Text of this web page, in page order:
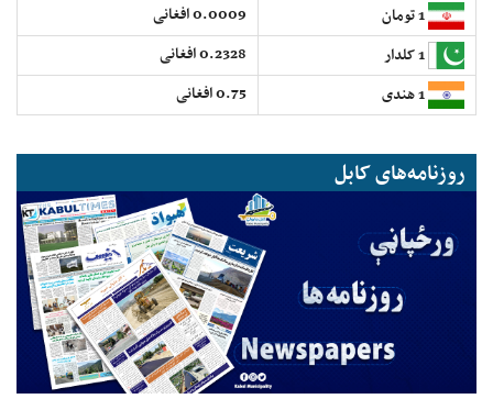
0.0009 افغانی
0.2328 افغانی
0.75 افغانی
روزنامه‌های کابل